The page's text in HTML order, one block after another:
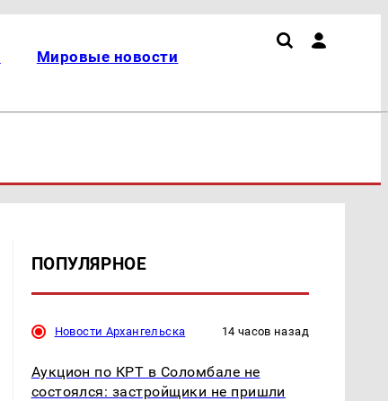
Мировые новости
ПОПУЛЯРНОЕ
Новости Архангельска 14 часов назад
Аукцион по КРТ в Соломбале не
состоялся: застройщики не пришли